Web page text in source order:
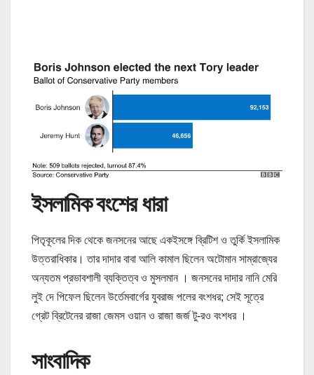
ইসলামিক বংশের ধারা
পিতৃকূলের দিক থেকে জনসনের আছে একইসঙ্গে ব্রিটিশ ও তুর্কি ইসলামিক
উত্তরাধিকার। তার দাদার বাবা আলি কামাল ছিলেন অটোমান সাম্রাজ্যের
অন্যতম প্রভাবশালী ব্যক্তিত্ব ও মুসলমান । জনসনের দাদার নানি মেরি
লুই দে পিফেল ছিলেন উর্তেমবার্গের যুবরাজ পলের বংশধর; সেই সূত্রে
গ্রেট ব্রিটেনের রাজা জেমস ওয়ান ও রাজা জর্জ টু-রও বংশধর ।
সাংবাদিক